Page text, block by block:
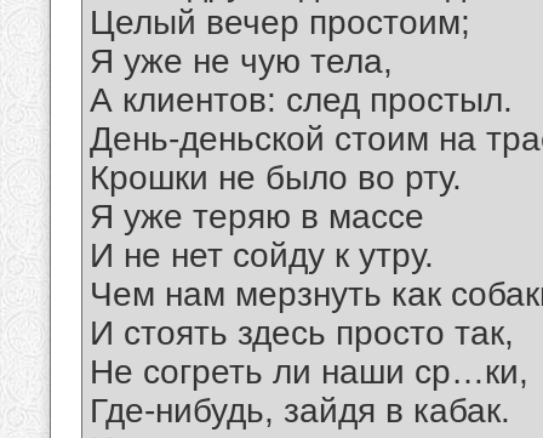
Целый вечер простоим;
Я уже не чую тела,
А клиентов: след простыл.
День-деньской стоим на
Крошки не было во рту.
Я уже теряю в массе
И не нет сойду к утру.
Чем нам мерзнуть как
И стоять здесь просто так,
Не согреть ли наши ср…ки,
Где-нибудь, зайдя в кабак.